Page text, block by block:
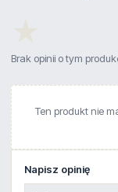
Brak opinii o tym
Ten produkt nie
Napisz opinię